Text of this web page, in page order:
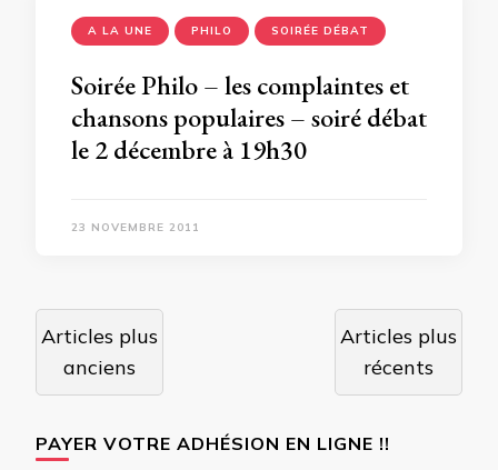
A LA UNE PHILO SOIRÉE DÉBAT
Soirée Philo – les complaintes et
chansons populaires – soiré débat
le 2 décembre à 19h30
23 NOVEMBRE 2011
Navigation
des
articles
Articles plus
anciens
Articles plus
récents
PAYER VOTRE ADHÉSION EN LIGNE !!